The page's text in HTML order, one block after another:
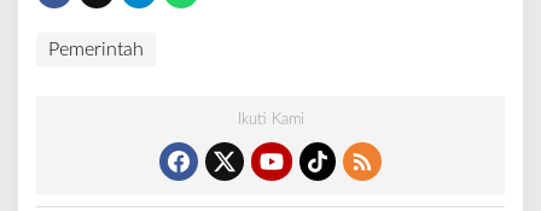
Pemerintah
Ikuti Kami